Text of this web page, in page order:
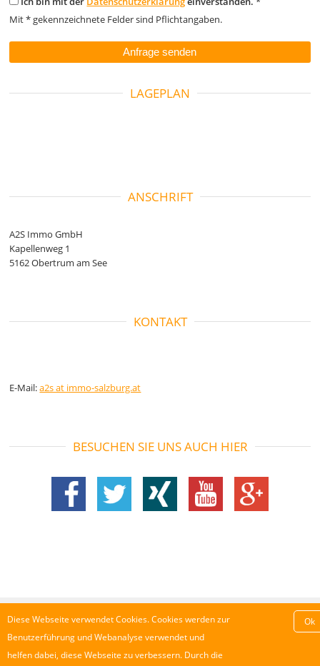
Diese Webseite verwendet Cookies. Cookies werden zur
Benutzerführung und Webanalyse verwendet und
helfen dabei, diese Webseite zu verbessern. Durch die
Ok
Mit * gekennzeichnete Felder sind Pflichtangaben.
LAGEPLAN
ANSCHRIFT
A2S Immo GmbH
Kapellenweg 1
5162 Obertrum am See
KONTAKT
E-Mail:a2s at immo-salzburg.at
BESUCHEN SIE UNS AUCH HIER
Impressum AGB
Datenschutz
Nebenkostenübersicht-Kauf
Nebenkostenübersicht-Miete
Widerrufsrecht